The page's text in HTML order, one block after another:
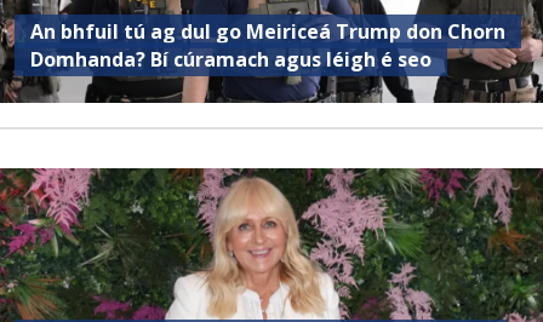
An bhfuil tú ag dul go Meiriceá Trump don Chorn
Domhanda? Bí cúramach agus léigh é seo